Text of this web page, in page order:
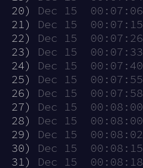
20)
Dec 15  00:07:06
21)
Dec 15  00:07:15
22)
Dec 15  00:07:26
23)
Dec 15  00:07:33
24)
Dec 15  00:07:40
25)
Dec 15  00:07:55
26)
Dec 15  00:07:58
27)
Dec 15  00:08:00
28)
Dec 15  00:08:00
29)
Dec 15  00:08:02
30)
Dec 15  00:08:15
31)
Dec 15  00:08:18